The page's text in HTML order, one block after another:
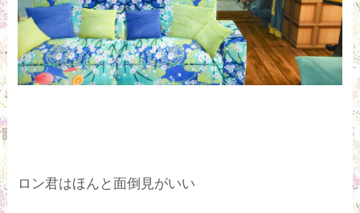
ロン君はほんと面倒見がいい